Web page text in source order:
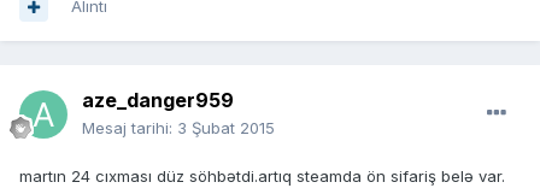
Alıntı
aze_danger959
Mesaj tarihi: 3 Şubat 2015
martın 24 cıxması düz söhbətdi.artıq steamda ön sifariş belə var.